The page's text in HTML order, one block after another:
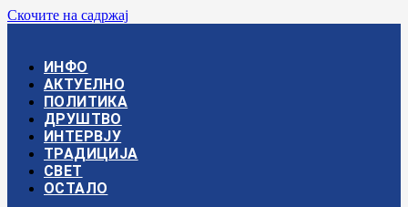
Скочите на садржај
ИНФО
АКТУЕЛНО
ПОЛИТИКА
ДРУШТВО
ИНТЕРВЈУ
ТРАДИЦИЈА
СВЕТ
ОСТАЛО